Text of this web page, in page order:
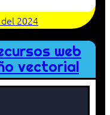
2024
web
vectorial